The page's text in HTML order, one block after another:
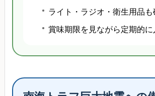
ライト・ラジオ・衛生用品も
賞味期限を見ながら定期的に